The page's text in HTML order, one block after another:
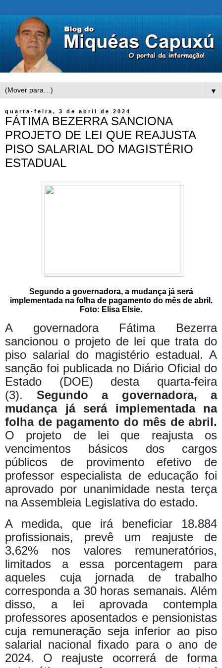
▼
quarta-feira, 3 de abril de 2024
FÁTIMA BEZERRA SANCIONA
PROJETO DE LEI QUE REAJUSTA
PISO SALARIAL DO MAGISTÉRIO
ESTADUAL
Segundo a governadora, a mudança já será
implementada na folha de pagamento do mês de abril.
Foto: Elisa Elsie.
A governadora Fátima Bezerra
sancionou o projeto de lei que trata do
piso salarial do magistério estadual. A
sanção foi publicada no Diário Oficial do
Estado (DOE) desta quarta-feira
(3). Segundo a governadora, a
mudança já será implementada na
folha de pagamento do mês de abril.
O projeto de lei que reajusta os
vencimentos básicos dos cargos
públicos de provimento efetivo de
professor especialista de educação foi
aprovado por unanimidade nesta terça
na Assembleia Legislativa do estado.
A medida, que irá beneficiar 18.884
profissionais, prevê um reajuste de
3,62% nos valores remuneratórios,
limitados a essa porcentagem para
aqueles cuja jornada de trabalho
corresponda a 30 horas semanais. Além
disso, a lei aprovada contempla
professores aposentados e pensionistas
cuja remuneração seja inferior ao piso
salarial nacional fixado para o ano de
2024. O reajuste ocorrerá de forma